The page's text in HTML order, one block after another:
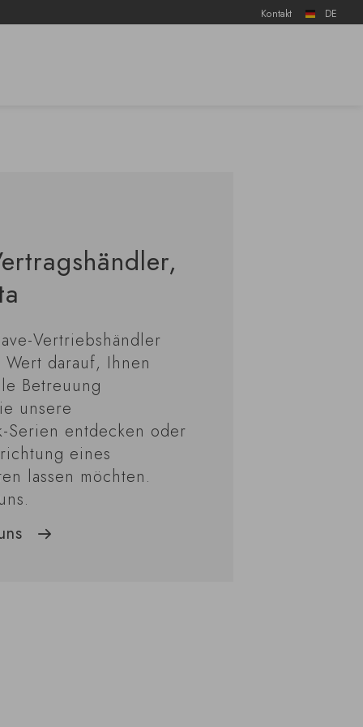
Kontakt DE
Vertriebshändler
darauf, Ihnen
Betreuung
unsere
Serien entdecken oder
eines
lassen möchten.